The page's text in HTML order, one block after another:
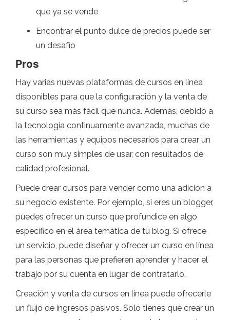
que ya se vende
Encontrar el punto dulce de precios puede ser
un desafío
Pros
Hay varias nuevas plataformas de cursos en línea
disponibles para que la configuración y la venta de
su curso sea más fácil que nunca. Además, debido a
la tecnología continuamente avanzada, muchas de
las herramientas y equipos necesarios para crear un
curso son muy simples de usar, con resultados de
calidad profesional.
Puede crear cursos para vender como una adición a
su negocio existente. Por ejemplo, si eres un blogger,
puedes ofrecer un curso que profundice en algo
específico en el área temática de tu blog. Si ofrece
un servicio, puede diseñar y ofrecer un curso en línea
para las personas que prefieren aprender y hacer el
trabajo por su cuenta en lugar de contratarlo.
Creación y venta de cursos en línea puede ofrecerle
un flujo de ingresos pasivos. Solo tienes que crear un